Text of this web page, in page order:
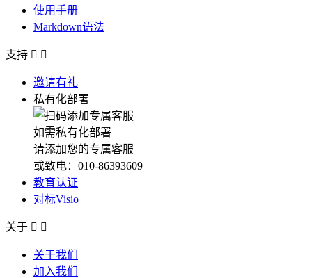
使用手册
Markdown语法
支持  
邀请有礼
私有化部署
如需私有化部署
请添加您的专属客服
或致电：010-86393609
教育认证
对标Visio
关于  
关于我们
加入我们